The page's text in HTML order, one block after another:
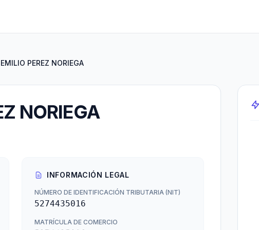
PEREZ NORIEGA
NORIEGA
INFORMACIÓN LEGAL
NÚMERO DE IDENTIFICACIÓN TRIBUTARIA (NIT)
5274435016
MATRÍCULA DE COMERCIO